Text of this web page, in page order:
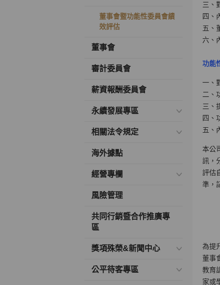
董事會暨功能性委員會績
效評估
董事會
審計委員會
薪資報酬委員會
永續發展專區
相關法令規定
海外據點
經營專欄
風險管理
共同行銷暨合作推廣專
區
獎項殊榮&新聞中心
公平待客專區
三、
四、
五、
六、
功能
一、
二、
三、
四、
五、
本公
訊，
評估
準，
為提
董事
教育
家或